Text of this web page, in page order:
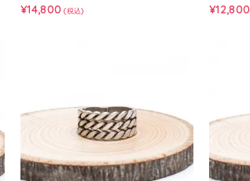
¥14,800 (税込) ¥12,800